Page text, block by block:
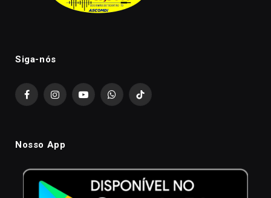
Siga-nós
FacebookInstagramYouTubeWhatsAppTikTok
Nosso App